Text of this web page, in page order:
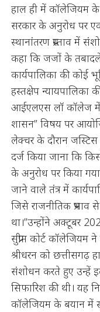
हाल ही में कॉलेजियम के
सरकार के अनुरोध पर
स्थानांतरण प्रस्ताव में
कहा कि जजों के
कार्यपालिका की कोई
हस्तक्षेप न्यायपालिका
आईएलएस लॉ कॉलेज में
शासन” विषय पर
लेक्चर के दौरान
दर्ज किया जाना कि
के अनुरोध पर किया
जाने वाले तंत्र में
जिसे राजनीतिक
था।”उन्होंने अक्टूबर
सुप्रीम कोर्ट कॉलेजियम
श्रीधरन को छत्तीसगढ़
संशोधन करते हुए उन्हें
सिफारिश की थी। यह
कॉलेजियम के बयान में